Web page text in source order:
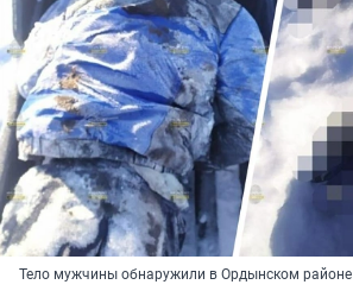
Тело мужчины обнаружили в Ордынском районе